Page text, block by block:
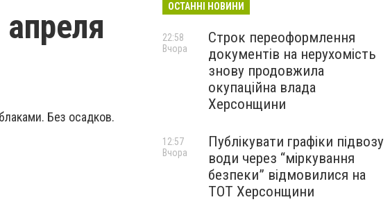
Без осадков.
ОСТАННІ НОВИНИ
Строк переоформлення
документів на нерухомість
знову продовжила
окупаційна влада
Херсонщини
22:58
Вчора
Публікувати графіки підвозу
води через “міркування
безпеки” відмовилися на
ТОТ Херсонщини
12:57
Вчора